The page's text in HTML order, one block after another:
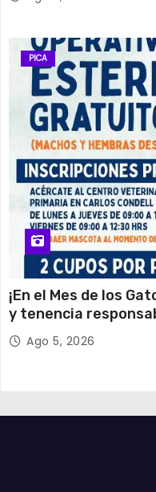
PICA
¡En el Mes de los
y tenencia
Ago 5, 2026